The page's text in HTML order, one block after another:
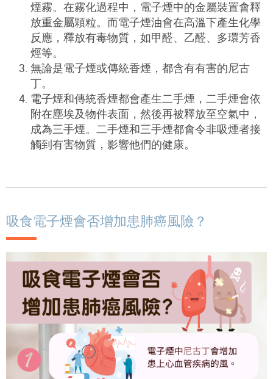
煙霧。在霧化過程中，電子煙中的金屬裝置會釋
放重金屬顆粒。而電子煙油會在高溫下產生化學
反應，釋放有毒物質，如甲醛、乙醛、多環芳香
烴等。
無論是電子煙或傳統香煙，都含有有害的尼古
丁。
電子煙和傳統香煙都會產生二手煙，二手煙會依
附在塵埃及物件表面，然後再被釋放至空氣中，
成為三手煙。二手煙和三手煙都會令非吸煙者接
觸到有害物質，影響他們的健康。
吸食電子煙會否增加患肺癌風險？